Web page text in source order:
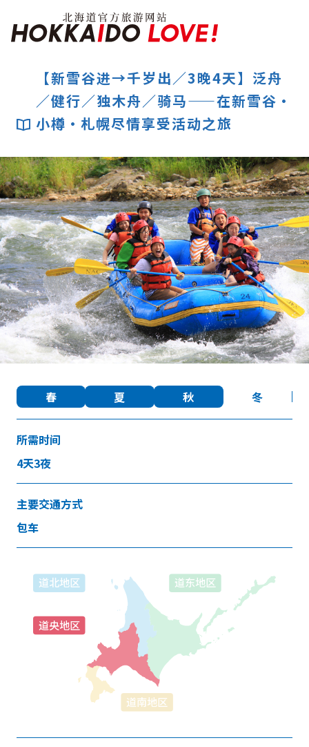
特辑
旅游景点
温泉
区域指南
美食
预约
交通
北海道简介
按旅游主题搜索
享受雨天
七个国立公园
邂逅美景
基础知识
收藏
Face
book
Insta
gram
YouT
ube
Insta
gram
图库影集
视频
旅游手册
使用条款
链接
【新雪谷进→千岁出／3晚4天】泛舟
／健行／独木舟／骑马——在新雪谷・
小樽・札幌尽情享受活动之旅
春 夏 秋 冬
所需时间
4天3夜
主要交通方式
包车